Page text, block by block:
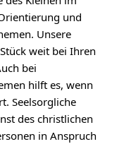
und
Unsere
weit bei Ihren
bei
hilft es, wenn
Seelsorgliche
des christlichen
in Anspruch